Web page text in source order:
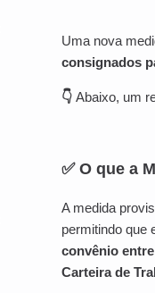
Uma nova
consignados
👇Abaixo, um
✅ O que a
A medida
permitindo que
convênio
Carteira de